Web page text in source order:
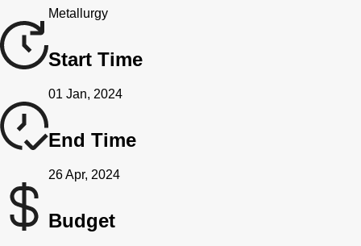
Metallurgy
Start Time
01 Jan, 2024
End Time
26 Apr, 2024
Budget